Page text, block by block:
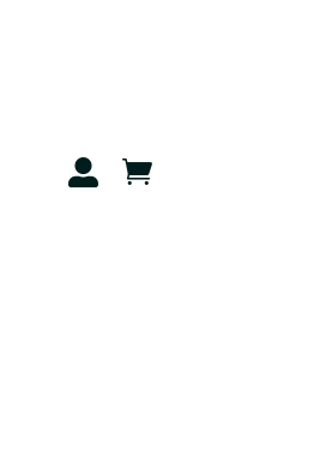
 